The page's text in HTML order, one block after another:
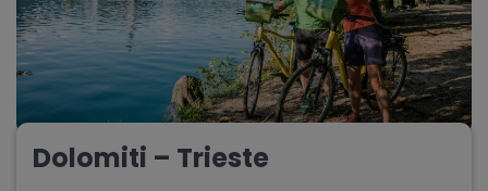
Dolomiti – Trieste